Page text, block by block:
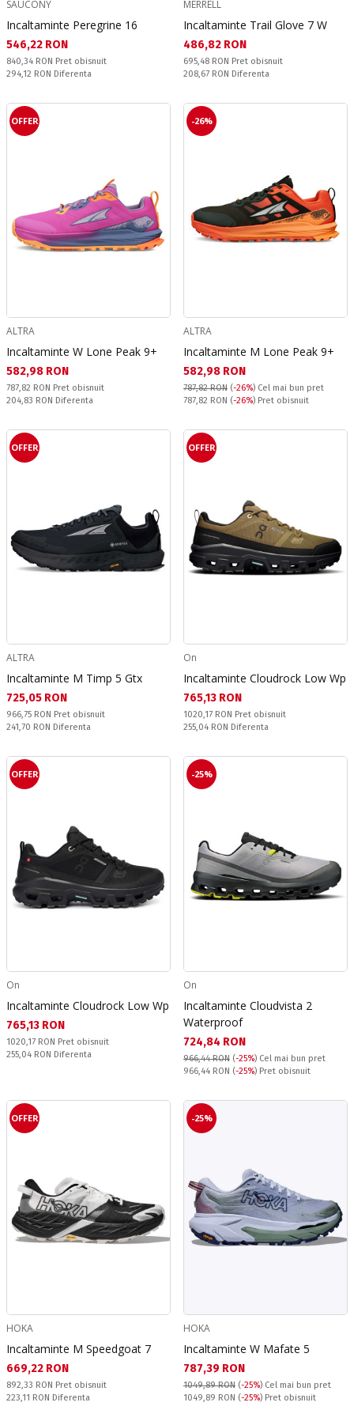
SAUCONY
Incaltaminte Peregrine 16
Текуща цена:
546,22 RON
Pret obisnuit:
840,34 RON Pret obisnuit
Спестявате:
294,12 RON Diferenta
MERRELL
Incaltaminte Trail Glove 7 W
Текуща цена:
486,82 RON
Pret obisnuit:
695,48 RON Pret obisnuit
Спестявате:
208,67 RON Diferenta
OFFER
ALTRA
Incaltaminte W Lone Peak 9+
Текуща цена:
582,98 RON
Pret obisnuit:
787,82 RON Pret obisnuit
Спестявате:
204,83 RON Diferenta
-26%
ALTRA
Incaltaminte M Lone Peak 9+
Текуща цена:
582,98 RON
787,82 RON (-26%) Cel mai bun pret
Pret obisnuit:
787,82 RON (-26%) Pret obisnuit
OFFER
ALTRA
Incaltaminte M Timp 5 Gtx
Текуща цена:
725,05 RON
Pret obisnuit:
966,75 RON Pret obisnuit
Спестявате:
241,70 RON Diferenta
OFFER
On
Incaltaminte Cloudrock Low Wp
Текуща цена:
765,13 RON
Pret obisnuit:
1020,17 RON Pret obisnuit
Спестявате:
255,04 RON Diferenta
OFFER
On
Incaltaminte Cloudrock Low Wp
Текуща цена:
765,13 RON
Pret obisnuit:
1020,17 RON Pret obisnuit
Спестявате:
255,04 RON Diferenta
-25%
On
Incaltaminte Cloudvista 2
Waterproof
Текуща цена:
724,84 RON
966,44 RON (-25%) Cel mai bun pret
Pret obisnuit:
966,44 RON (-25%) Pret obisnuit
OFFER
HOKA
Incaltaminte M Speedgoat 7
Текуща цена:
669,22 RON
Pret obisnuit:
892,33 RON Pret obisnuit
Спестявате:
223,11 RON Diferenta
-25%
HOKA
Incaltaminte W Mafate 5
Текуща цена:
787,39 RON
1049,89 RON (-25%) Cel mai bun pret
Pret obisnuit:
1049,89 RON (-25%) Pret obisnuit